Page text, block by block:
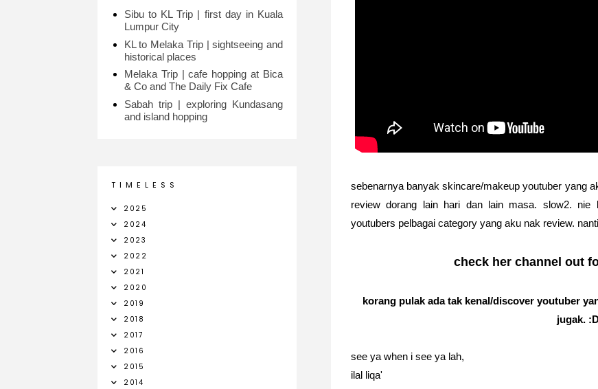
sebenarnya banyak skincare/makeup youtuber yang
review dorang lain hari dan lain masa. slow2.
youtubers pelbagai category yang aku nak review.
check her channel out
korang pulak ada tak kenal/discover youtuber
jugak.
see ya when i see ya lah,
ilal liqa'
Sibu to KL Trip | first day in Kuala
Lumpur City
KL to Melaka Trip | sightseeing and
historical places
Melaka Trip | cafe hopping at Bica
& Co and The Daily Fix Cafe
Sabah trip | exploring Kundasang
and island hopping
T I M E L E S S
2025
2024
2023
2022
2021
2020
2019
2018
2017
2016
2015
2014